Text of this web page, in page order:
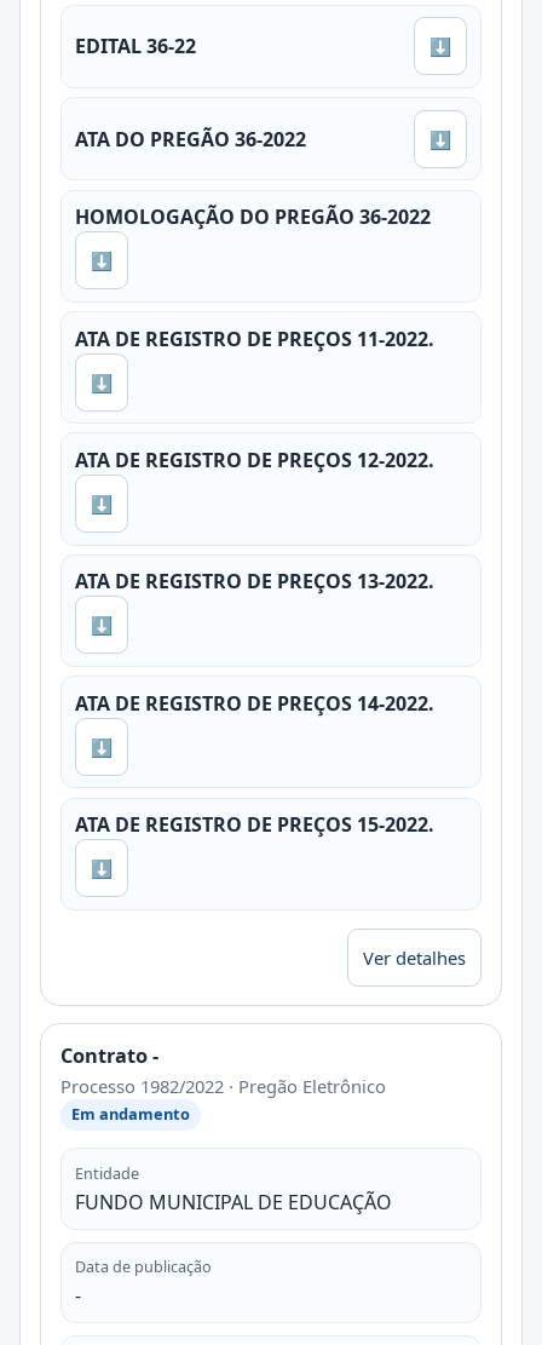
EDITAL 36-22 ⬇
ATA DO PREGÃO 36-2022 ⬇
HOMOLOGAÇÃO DO PREGÃO 36-2022
⬇
ATA DE REGISTRO DE PREÇOS 11-2022.
⬇
ATA DE REGISTRO DE PREÇOS 12-2022.
⬇
ATA DE REGISTRO DE PREÇOS 13-2022.
⬇
ATA DE REGISTRO DE PREÇOS 14-2022.
⬇
ATA DE REGISTRO DE PREÇOS 15-2022.
⬇
Ver detalhes
Contrato -
Processo 1982/2022 · Pregão Eletrônico
Em andamento
Entidade
FUNDO MUNICIPAL DE EDUCAÇÃO
Data de publicação
-